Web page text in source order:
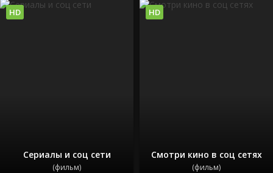
Сериалы и соц сети
(фильм)
HD
Смотри кино в соц сетях
(фильм)
HD